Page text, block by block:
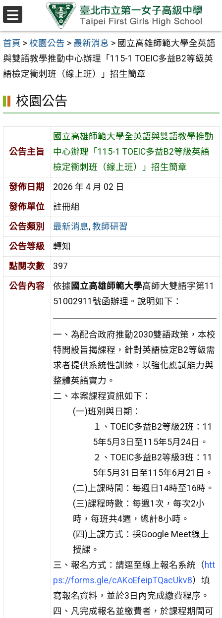
跳至主要內容區
首頁 > 校園公告 > 最新消息 > 國立高雄師範大學全英語
與雙語教學推動中心辦理「115-1 TOEIC多益B2等級英
語檢定衝刺班（線上班）」招生簡章
校園公告
公告主旨
國立高雄師範大學全英語與雙語教學推動
中心辦理「115-1 TOEIC多益B2等級英語
檢定衝刺班（線上班）」招生簡章
發佈日期
2026 年 4 月 02 日
發佈單位
註冊組
公告類別
最新消息, 教師研習
公告等級
轉知
點閱次數
397
公告內容
依據 國立高雄師範大學高師大雙語字第11
51002911號函辦理。說明如下：
一、為配合政府推動2030雙語政策，本校
特開設旨揭課程，針對英語檢定B2等級需
求者提供系統性訓練，以強化應試能力與
整體英語實力。
二、本案課程資訊如下：
(一)班別與日期：
１、TOEIC多益B2等級2班：11
5年5月3日至115年5月24日。
２、TOEIC多益B2等級3班：11
5年5月31日至115年6月21日。
(二)上課時間：每週日14時至16時。
(三)課程時數：每週1次，每次2小
時，每班共4週，總計8小時。
(四)上課方式：採Google Meet線上
授課。
三、報名方式：請逕至線上報名系統（ htt
ps://forms.gle/cAKoEfeipTQacUkv8）填
寫報名資料，並於3日內完成繳費程序。
四、凡完成報名並繳費者，於課程期間可
選
單